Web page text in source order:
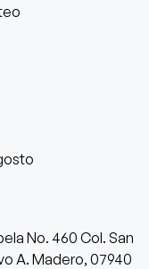
No. 460 Col. San
A. Madero, 07940